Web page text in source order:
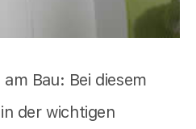
Bau: Bei diesem
der wichtigen